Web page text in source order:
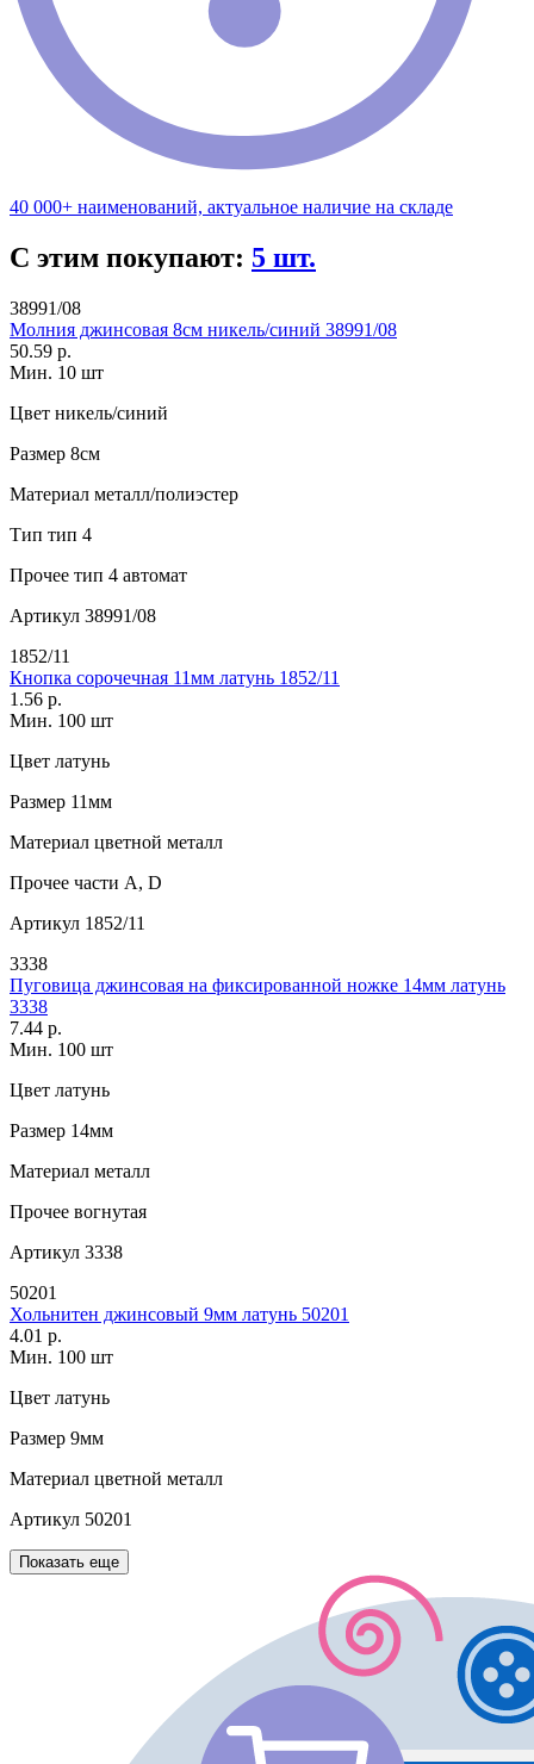
40 000+ наименований, актуальное наличие на складе
С этим покупают: 5 шт.
38991/08
Молния джинсовая 8см никель/синий 38991/08
50.59 р.
Мин. 10 шт
Цвет никель/синий
Размер 8см
Материал металл/полиэстер
Тип тип 4
Прочее тип 4 автомат
Артикул 38991/08
1852/11
Кнопка сорочечная 11мм латунь 1852/11
1.56 р.
Мин. 100 шт
Цвет латунь
Размер 11мм
Материал цветной металл
Прочее части А, D
Артикул 1852/11
3338
Пуговица джинсовая на фиксированной ножке 14мм латунь
3338
7.44 р.
Мин. 100 шт
Цвет латунь
Размер 14мм
Материал металл
Прочее вогнутая
Артикул 3338
50201
Хольнитен джинсовый 9мм латунь 50201
4.01 р.
Мин. 100 шт
Цвет латунь
Размер 9мм
Материал цветной металл
Артикул 50201
Показать еще